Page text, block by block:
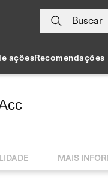
Buscar
açõesRecomendações
MAIS